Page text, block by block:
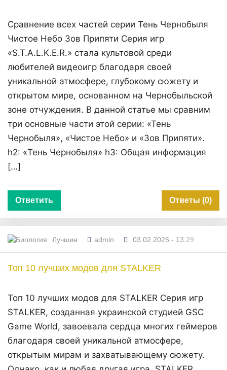
Сравнение всех частей серии Тень Чернобыля
Чистое Небо Зов Припяти Серия игр
«S.T.A.L.K.E.R.» стала культовой среди
любителей видеоигр благодаря своей
уникальной атмосфере, глубокому сюжету и
открытом мире, основанном на Чернобыльской
зоне отчуждения. В данной статье мы сравним
три основные части этой серии: «Тень
Чернобыля», «Чистое Небо» и «Зов Припяти».
h2: «Тень Чернобыля» h3: Общая информация
[…]
Ответить Ответы (0)
Лучшие admin 03.02.2025 - 13:29
Топ 10 лучших модов для STALKER
Топ 10 лучших модов для STALKER Серия игр
STALKER, созданная украинской студией GSC
Game World, завоевала сердца многих геймеров
благодаря своей уникальной атмосфере,
открытым мирам и захватывающему сюжету.